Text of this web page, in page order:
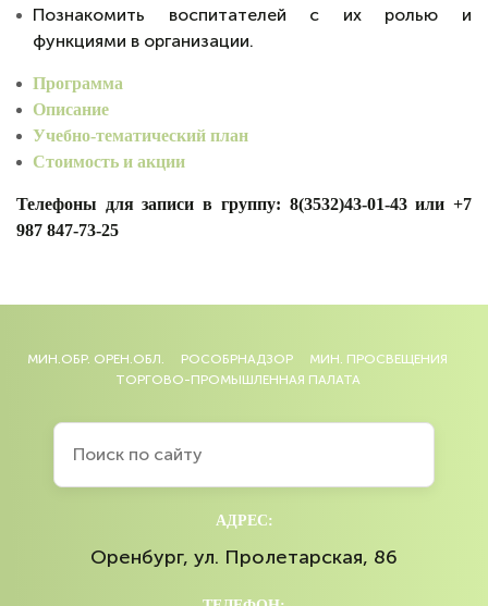
Познакомить воспитателей с их ролью и
функциями в организации.
Программа
Описание
Учебно-тематический план
Стоимость и акции
Телефоны для записи в группу: 8(3532)43-01-43 или +7
987 847-73-25
МИН.ОБР. ОРЕН.ОБЛ. РОСОБРНАДЗОР
МИН. ПРОСВЕЩЕНИЯ
ТОРГОВО-ПРОМЫШЛЕННАЯ ПАЛАТА
АДРЕС:
Оренбург, ул. Пролетарская, 86